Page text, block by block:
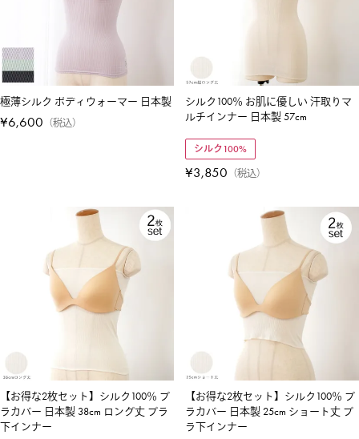
極薄シルク ボディウォーマー 日本製
¥6,600 税込
シルク100％ お肌に優しい 汗取りマ
ルチインナー 日本製 57cm
シルク100%
¥3,850 税込
【お得な2枚セット】シルク100％ ブ
ラカバー 日本製 38cm ロング丈 ブラ
下インナー
【お得な2枚セット】シルク100％ ブ
ラカバー 日本製 25cm ショート丈 ブ
ラ下インナー